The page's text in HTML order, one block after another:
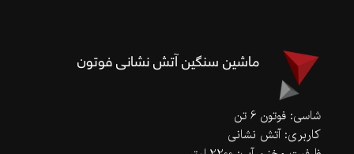
ماشین سنگین آتش نشانی فوتون
شاسی: فوتون 6 تن
کاربری: آتش نشانی